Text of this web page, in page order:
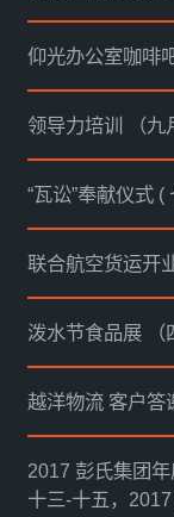
仰光办公室咖啡
领导力培训 （九
“瓦讼”奉献仪式
联合航空货运开
泼水节食品展 （
越洋物流 客户答
2017 彭氏集团年
十三-十五，